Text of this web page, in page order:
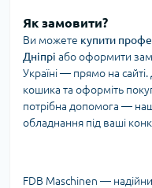
Як замовити?
Ви можете купити
Дніпрі або оформити
Україні — прямо на
кошика та оформіть
потрібна допомога —
обладнання під ваші
FDB Maschinen —